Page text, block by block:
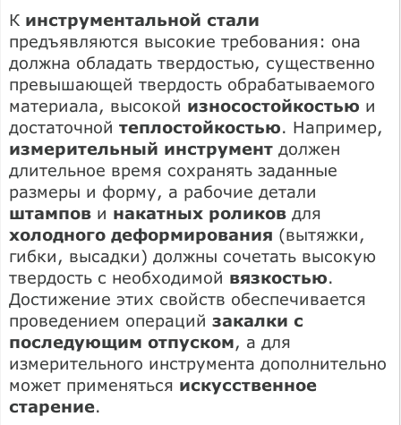
К инструментальной стали
предъявляются высокие требования: она
должна обладать твердостью, существенно
превышающей твердость обрабатываемого
материала, высокой износостойкостью и
достаточной теплостойкостью. Например,
измерительный инструмент должен
длительное время сохранять заданные
размеры и форму, а рабочие детали
штампов и накатных роликов для
холодного деформирования (вытяжки,
гибки, высадки) должны сочетать высокую
твердость с необходимой вязкостью.
Достижение этих свойств обеспечивается
проведением операций закалки с
последующим отпуском, а для
измерительного инструмента дополнительно
может применяться искусственное
старение.